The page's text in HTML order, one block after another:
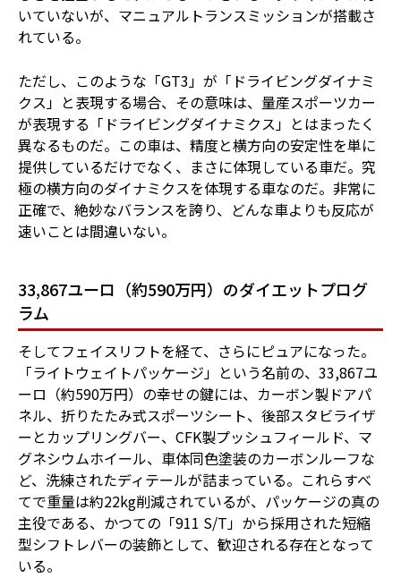
いていないが、マニュアルトランスミッションが搭載さ
れている。
ただし、このような「GT3」が「ドライビングダイナミ
クス」と表現する場合、その意味は、量産スポーツカー
が表現する「ドライビングダイナミクス」とはまったく
異なるものだ。この車は、精度と横方向の安定性を単に
提供しているだけでなく、まさに体現している車だ。究
極の横方向のダイナミクスを体現する車なのだ。非常に
正確で、絶妙なバランスを誇り、どんな車よりも反応が
速いことは間違いない。
33,867ユーロ（約590万円）のダイエットプログ
ラム
そしてフェイスリフトを経て、さらにピュアになった。
「ライトウェイトパッケージ」という名前の、33,867ユ
ーロ（約590万円）の幸せの鍵には、カーボン製ドアパ
ネル、折りたたみ式スポーツシート、後部スタビライザ
ーとカップリングバー、CFK製プッシュフィールド、マ
グネシウムホイール、車体同色塗装のカーボンルーフな
ど、洗練されたディテールが詰まっている。これらすべ
てで重量は約22kg削減されているが、パッケージの真の
主役である、かつての「911 S/T」から採用された短縮
型シフトレバーの装飾として、歓迎される存在となって
いる。